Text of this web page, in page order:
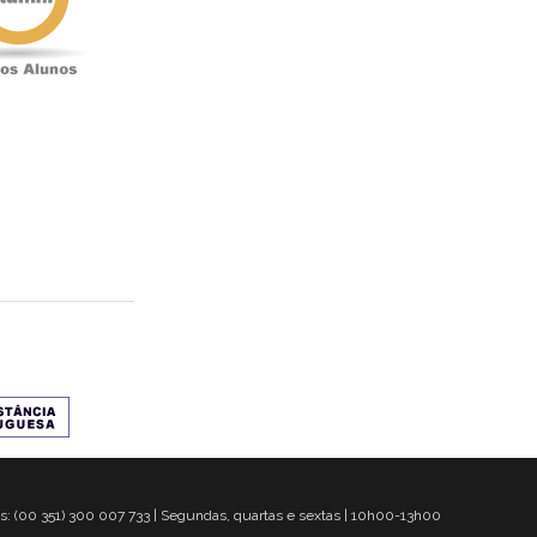
(00 351) 300 007 733 | Segundas, quartas e sextas | 10h00-13h00